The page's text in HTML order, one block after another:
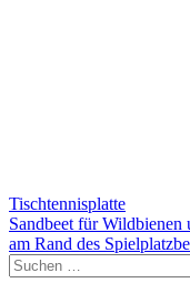
Tischtennisplatte
Sandbeet für Wildbienen
am Rand des
Suchen
nach: